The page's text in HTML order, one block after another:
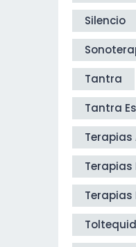
Silencio
Tantra
Tantra